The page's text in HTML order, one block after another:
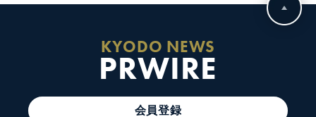
KYODO NEWS
PRWIRE
会員登録